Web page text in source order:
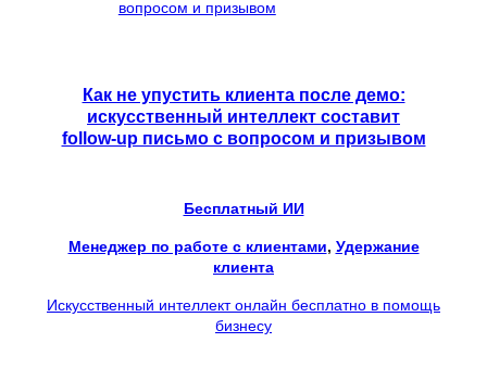
Как не упустить клиента после демо:
искусственный интеллект составит
follow-up письмо с вопросом и призывом
Бесплатный ИИ
Менеджер по работе с клиентами, Удержание
клиента
Искусственный интеллект онлайн бесплатно в помощь
бизнесу